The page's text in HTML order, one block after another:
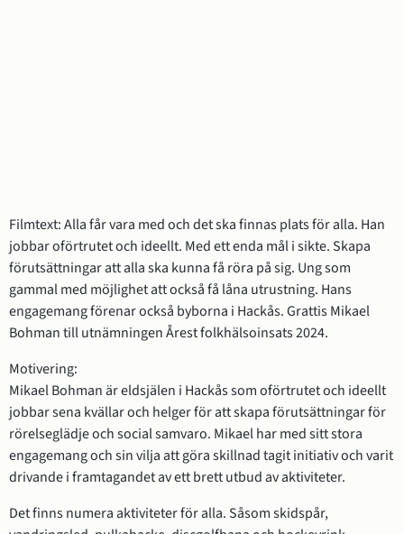
Filmtext: Alla får vara med och det ska finnas plats för alla. Han
jobbar oförtrutet och ideellt. Med ett enda mål i sikte. Skapa
förutsättningar att alla ska kunna få röra på sig. Ung som
gammal med möjlighet att också få låna utrustning. Hans
engagemang förenar också byborna i Hackås. Grattis Mikael
Bohman till utnämningen Årest folkhälsoinsats 2024.
Motivering:
Mikael Bohman är eldsjälen i Hackås som oförtrutet och ideellt
jobbar sena kvällar och helger för att skapa förutsättningar för
rörelseglädje och social samvaro. Mikael har med sitt stora
engagemang och sin vilja att göra skillnad tagit initiativ och varit
drivande i framtagandet av ett brett utbud av aktiviteter.
Det finns numera aktiviteter för alla. Såsom skidspår,